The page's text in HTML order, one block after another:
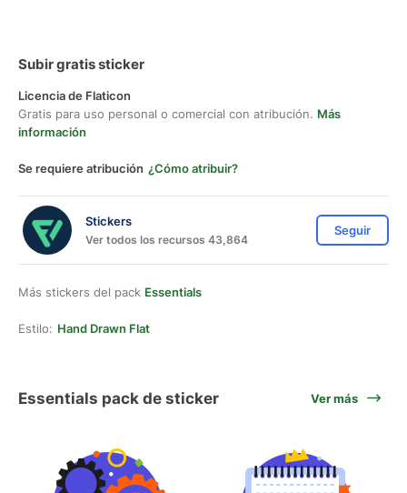
Subir gratis sticker
Licencia de Flaticon
Gratis para uso personal o comercial con atribución. Más
información
Se requiere atribución ¿Cómo atribuir?
Stickers
Ver todos los recursos 43,864
Seguir
Más stickers del pack Essentials
Estilo: Hand Drawn Flat
Essentials pack de sticker Ver más